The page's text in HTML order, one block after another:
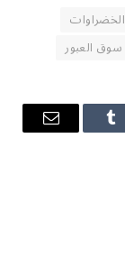
الخضراوات
سوق العبور
Tumblr
البريد